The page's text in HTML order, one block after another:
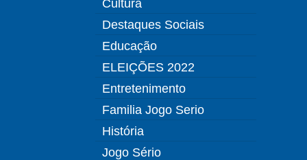
Cultura
Destaques Sociais
Educação
ELEIÇÕES 2022
Entretenimento
Familia Jogo Serio
História
Jogo Sério